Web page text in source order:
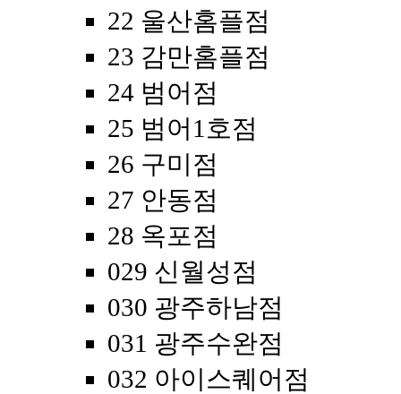
22 울산홈플점
23 감만홈플점
24 범어점
25 범어1호점
26 구미점
27 안동점
28 옥포점
029 신월성점
030 광주하남점
031 광주수완점
032 아이스퀘어점